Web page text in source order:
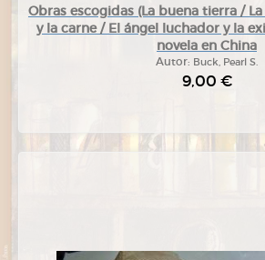
Obras escogidas (La buena tierra /
y la carne / El ángel luchador y la
novela en China
Autor: Buck, Pearl S.
9,00 €